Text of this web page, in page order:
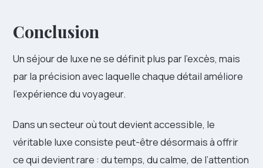
Conclusion
Un séjour de luxe ne se définit plus par l’excès, mais
par la précision avec laquelle chaque détail améliore
l’expérience du voyageur.
Dans un secteur où tout devient accessible, le
véritable luxe consiste peut-être désormais à offrir
ce qui devient rare : du temps, du calme, de l’attention